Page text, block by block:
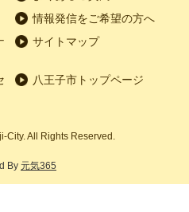
情報発信をご希望の方へ
サイトマップ
八王子市トップページ
City. All Rights Reserved.
By 元気365